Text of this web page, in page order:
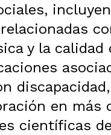
y la calidad
en más
científicas